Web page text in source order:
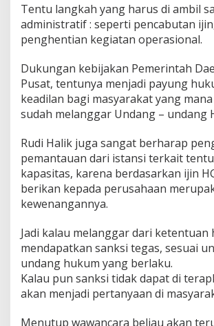
Tentu langkah yang harus di ambil
administratif : seperti pencabutan
penghentian kegiatan operasional.
Dukungan kebijakan Pemerintah
Pusat, tentunya menjadi payung
keadilan bagi masyarakat yang
sudah melanggar Undang – undang
Rudi Halik juga sangat berharap
pemantauan dari istansi terkait
kapasitas, karena berdasarkan ijin
berikan kepada perusahaan
kewenangannya.
Jadi kalau melanggar dari ketentuan
mendapatkan sanksi tegas, sesuai
undang hukum yang berlaku.
Kalau pun sanksi tidak dapat di
akan menjadi pertanyaan di
Menutup wawancara beliau akan